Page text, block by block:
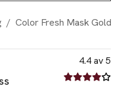
/ Color Fresh Mask
4.4 av 5
4.4 av fem